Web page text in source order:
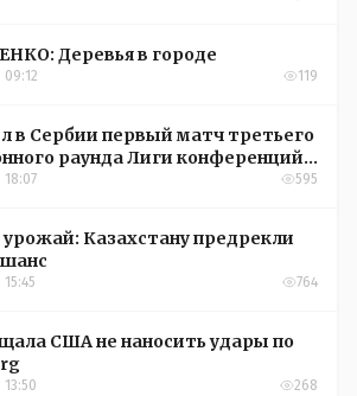
Деревья в городе
09:12 119
в Сербии первый матч третьего
раунда Лиги конференций
18:07 595
Казахстану предрекли
764
США не наносить удары по
13:50 268